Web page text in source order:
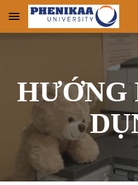
Skip to main content
HƯỚNG